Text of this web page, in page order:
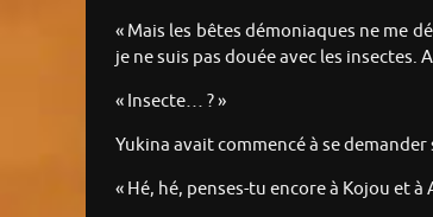
« Mais les bêtes démoniaques ne me
je ne suis pas douée avec les insectes.
« Insecte… ? »
Yukina avait commencé à se
« Hé, hé, penses-tu encore à Kojou et à